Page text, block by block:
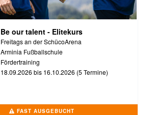
Be our talent - Elitekurs
Freitags an der SchücoArena
Arminia Fußballschule
Fördertraining
18.09.2026 bis 16.10.2026 (5 Termine)
FAST AUSGEBUCHT